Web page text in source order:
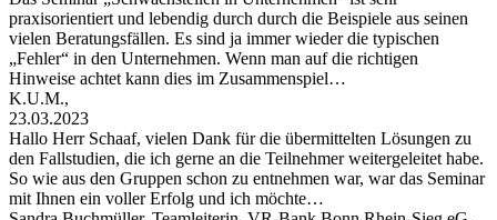
praxisorientiert und lebendig durch durch die Beispiele aus seinen
vielen Beratungsfällen. Es sind ja immer wieder die typischen
„Fehler“ in den Unternehmen. Wenn man auf die richtigen
Hinweise achtet kann dies im Zusammenspiel…
K.U.M.,
23.03.2023
Hallo Herr Schaaf, vielen Dank für die übermittelten Lösungen zu
den Fallstudien, die ich gerne an die Teilnehmer weitergeleitet habe.
So wie aus den Gruppen schon zu entnehmen war, war das Seminar
mit Ihnen ein voller Erfolg und ich möchte…